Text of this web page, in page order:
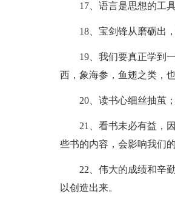
17、语言是思想的工
18、宝剑锋从磨砺出
19、我们要真正学到
西，象海参，鱼翅之类，
20、读书心细丝抽茧
21、看书未必有益，
些书的内容，会影响我们
22、伟大的成绩和辛
以创造出来。